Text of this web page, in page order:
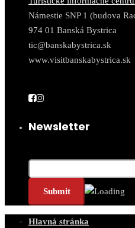
Námestie SNP 1 (budova
974 01 Banská Bystrica
tic@banskabystrica.sk
www.visitbanskabystrica.sk
Newsletter
Hlavná stránka